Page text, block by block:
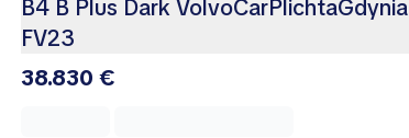
B4 B Plus Dark VolvoCarPlichtaGdynia
FV23
38.830 €